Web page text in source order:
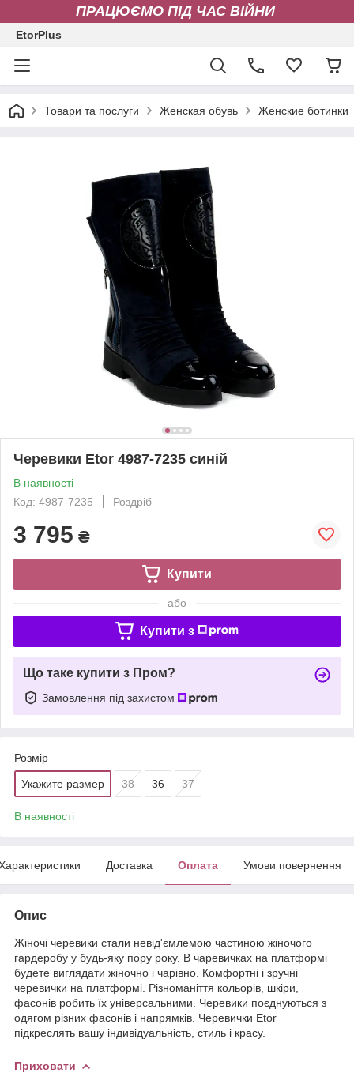
ПРАЦЮЄМО ПІД ЧАС ВІЙНИ
EtorPlus
Товари та послуги Женская обувь Женские ботинки
Черевики Etor 4987-7235 синій
В наявності
Код: 4987-7235
Роздріб
3 795 ₴
Купити
або
Купити з
Що таке купити з Пром?
Замовлення під захистом
Розмір
Укажите размер 38 36 37
В наявності
Доставка Оплата Умови повернення
Опис
Жіночі черевики стали невід'ємлемою частиною жіночого
гардеробу у будь-яку пору року. В чаревичках на платформі
будете виглядати жіночно і чарівно. Комфортні і зручні
черевички на платформі. Різноманіття кольорів, шкіри,
фасонів робить їх універсальними. Черевики поєднуються з
одягом різних фасонів і напрямків. Черевички Etor
підкреслять вашу індивідуальність, стиль і красу.
Приховати